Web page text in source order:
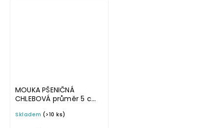
MOUKA PŠENIČNÁ
CHLEBOVÁ průměr 5 cm
písmu, omyvatelná
Skladem (>10 ks)